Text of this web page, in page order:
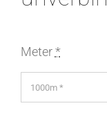
Meter*